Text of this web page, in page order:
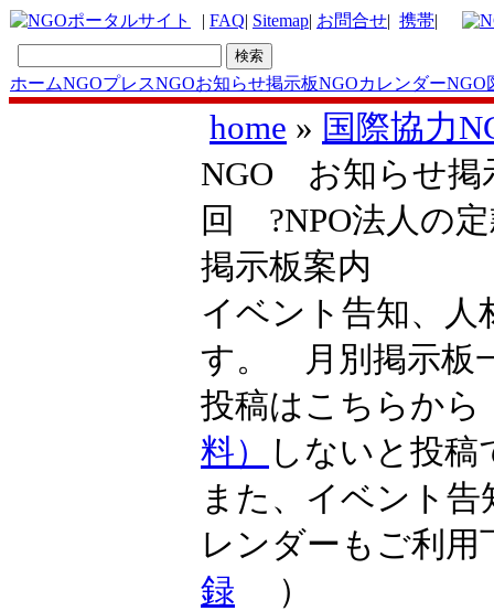
| FAQ| Sitemap| お問合せ| 携帯|
ホームNGOプレスNGOお知らせ掲示板NGOカレンダーNGO
home » 国際協力
NGO お知らせ掲
回 ?NPO法人の
掲示板案内
イベント告知、人
す。 月別掲示
投稿はこちらか
料）
しないと投
また、イベント
レンダーもご利
録 ）